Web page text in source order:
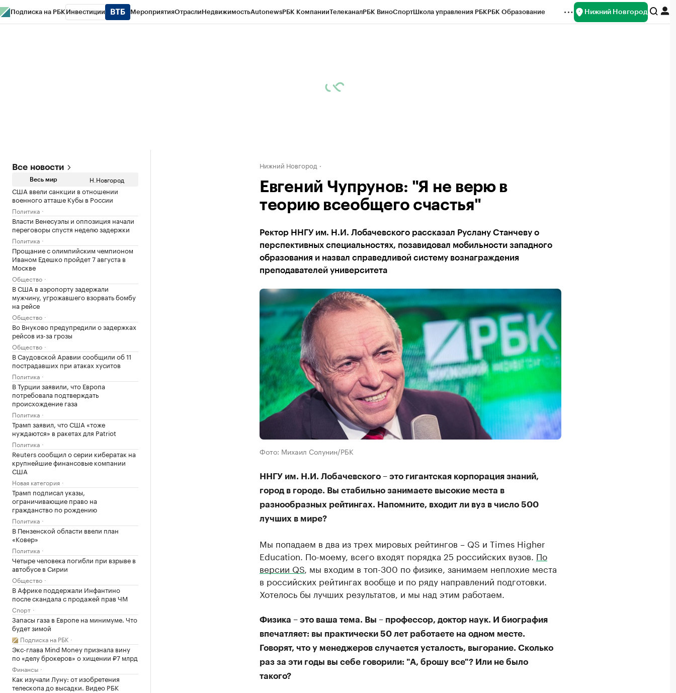
Подписка на РБК Инвестиции МероприятияОтраслиНедвижимостьAutonewsРБК КомпанииТелеканалРБК ВиноСпортШкола управления РБКРБК Образование Нижний Новгород
Все новости
Весь мир Н.Новгород
США ввели санкции в отношении
военного атташе Кубы в России
Политика
Власти Венесуэлы и оппозиция начали
переговоры спустя неделю задержки
Политика
Прощание с олимпийским чемпионом
Иваном Едешко пройдет 7 августа в
Москве
Общество
В США в аэропорту задержали
мужчину, угрожавшего взорвать бомбу
на рейсе
Общество
Во Внуково предупредили о задержках
рейсов из-за грозы
Общество
В Саудовской Аравии сообщили об 11
пострадавших при атаках хуситов
Политика
В Турции заявили, что Европа
потребовала подтверждать
происхождение газа
Политика
Трамп заявил, что США «тоже
нуждаются» в ракетах для Patriot
Политика
Reuters сообщил о серии кибератак на
крупнейшие финансовые компании
США
Новая категория
Трамп подписал указы,
ограничивающие право на
гражданство по рождению
Политика
В Пензенской области ввели план
«Ковер»
Политика
Четыре человека погибли при взрыве в
автобусе в Сирии
Общество
В Африке поддержали Инфантино
после скандала с продажей прав ЧМ
Спорт
Запасы газа в Европе на минимуме. Что
будет зимой
Подписка на РБК
Экс-глава Mind Money признала вину
по «делу брокеров» о хищении ₽7 млрд
Финансы
Как изучали Луну: от изобретения
телескопа до высадки. Видео РБК
Нижний Новгород
Евгений Чупрунов: "Я не верю в
теорию всеобщего счастья"
Ректор ННГУ им. Н.И. Лобачевского рассказал Руслану Станчеву о
перспективных специальностях, позавидовал мобильности западного
образования и назвал справедливой систему вознаграждения
преподавателей университета
Фото: Михаил Солунин/РБК
ННГУ им. Н.И. Лобачевского – это гигантская корпорация знаний,
город в городе. Вы стабильно занимаете высокие места в
разнообразных рейтингах. Напомните, входит ли вуз в число 500
лучших в мире?
Мы попадаем в два из трех мировых рейтингов – QS и Times Higher
Education. По-моему, всего входят порядка 25 российских вузов. По
версии QS , мы входим в топ-300 по физике, занимаем неплохие места
в российских рейтингах вообще и по ряду направлений подготовки.
Хотелось бы лучших результатов, и мы над этим работаем.
Физика – это ваша тема. Вы – профессор, доктор наук. И биография
впечатляет: вы практически 50 лет работаете на одном месте.
Говорят, что у менеджеров случается усталость, выгорание. Сколько
раз за эти годы вы себе говорили: "А, брошу все"? Или не было
такого?